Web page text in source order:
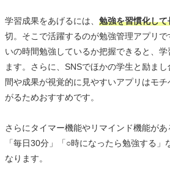
学習成果をあげるには、 勉強を習慣化し
切。そこで活躍するのが勉強管理アプリ
いの時間勉強しているか把握できると、
ます。さらに、SNSでほかの学生と励ま
間や成果が視覚的に見やすいアプリはモ
がるためおすすめです。
さらにタイマー機能やリマインド機能があ
「毎日30分」「○時になったら勉強する」
なります。